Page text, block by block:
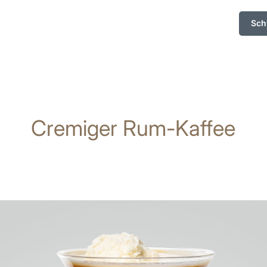
Cremiger Rum-Kaffee